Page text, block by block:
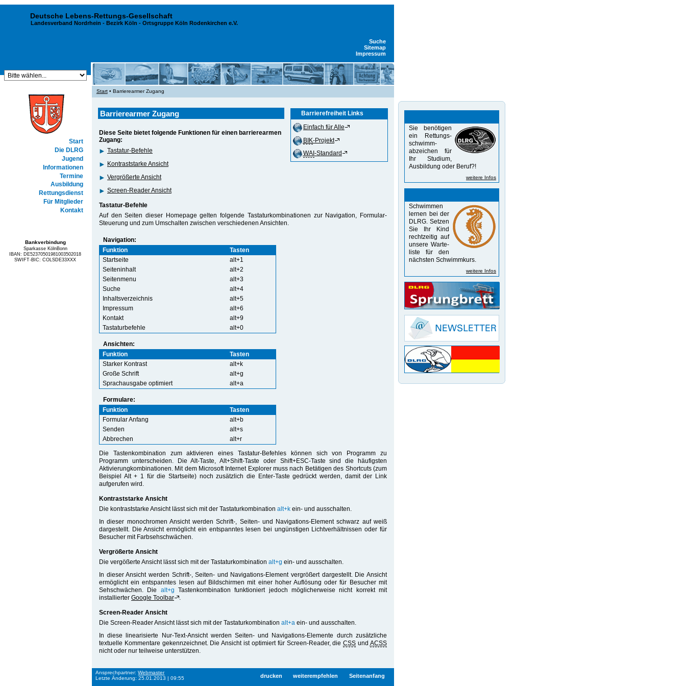
Deutsche Lebens-Rettungs-Gesellschaft
Landesverband Nordrhein - Bezirk Köln - Ortsgruppe Köln Rodenkirchen e.V.
Suche
Sitemap
Impressum
Start
Die DLRG
Jugend
Informationen
Termine
Ausbildung
Rettungsdienst
Für Mitglieder
Kontakt
Bankverbindung
Sparkasse KölnBonn
IBAN: DE52370501981003502018
SWIFT-BIC: COLSDE33XXX
Start• Barrierearmer Zugang
Barrierearmer Zugang
Diese Seite bietet folgende Funktionen für einen barrierearmen
Zugang:
Tastatur-Befehle
Kontraststarke Ansicht
Vergrößerte Ansicht
Screen-Reader Ansicht
Barrierefreiheit Links
Einfach für Alle
BIK-Projekt
WAI -Standard
Tastatur-Befehle
Auf den Seiten dieser Homepage gelten folgende Tastaturkombinationen zur Navigation, Formular-
Steuerung und zum Umschalten zwischen verschiedenen Ansichten.
Navigation:
Funktion
Tasten
Startseite
alt+1
Seiteninhalt
alt+2
Seitenmenu
alt+3
Suche
alt+4
Inhaltsverzeichnis
alt+5
Impressum
alt+6
Kontakt
alt+9
Tastaturbefehle
alt+0
Ansichten:
Funktion
Tasten
Starker Kontrast
alt+k
Große Schrift
alt+g
Sprachausgabe optimiert
alt+a
Formulare:
Funktion
Tasten
Formular Anfang
alt+b
Senden
alt+s
Abbrechen
alt+r
Die Tastenkombination zum aktivieren eines Tastatur-Befehles können sich von Programm zu
Programm unterscheiden. Die Alt-Taste, Alt+Shift-Taste oder Shift+ESC-Taste sind die häufigsten
Aktivierungkombinationen. Mit dem Microsoft Internet Explorer muss nach Betätigen des Shortcuts (zum
Beispiel Alt + 1 für die Startseite) noch zusätzlich die Enter-Taste gedrückt werden, damit der Link
aufgerufen wird.
Kontraststarke Ansicht
Die kontraststarke Ansicht lässt sich mit der Tastaturkombinationalt+k ein- und ausschalten.
In dieser monochromen Ansicht werden Schrift-, Seiten- und Navigations-Element schwarz auf weiß
dargestellt. Die Ansicht ermöglicht ein entspanntes lesen bei ungünstigen Lichtverhältnissen oder für
Besucher mit Farbsehschwächen.
Vergrößerte Ansicht
Die vergößerte Ansicht lässt sich mit der Tastaturkombinationalt+g ein- und ausschalten.
In dieser Ansicht werden Schrift-, Seiten- und Navigations-Element vergrößert dargestellt. Die Ansicht
ermöglicht ein entspanntes lesen auf Bildschirmen mit einer hoher Auflösung oder für Besucher mit
Sehschwächen. Die alt+g Tastenkombination funktioniert jedoch möglicherweise nicht korrekt mit
installierterGoogle Toolbar
Screen-Reader Ansicht
Die Screen-Reader Ansicht lässt sich mit der Tastaturkombinationalt+a ein- und ausschalten.
In diese linearisierte Nur-Text-Ansicht werden Seiten- und Navigations-Elemente durch zusätzliche
textuelle Kommentare gekennzeichnet. Die Ansicht ist optimiert für Screen-Reader, dieCSS und ACSS
nicht oder nur teilweise unterstützen.
Ansprechpartner:Webmaster
Letzte Änderung: 25.01.2013 | 09:55
drucken weiterempfehlen Seitenanfang
Sie benötigen
ein Rettungs-
schwimm-
abzeichen für
Ihr Studium,
Aus­bildung oder Beruf?!
weitere Infos
Schwimmen
lernen bei der
DLRG. Setzen
Sie Ihr Kind
recht­zeitig auf
unsere Warte­
liste für den
nächsten Schwimm­kurs.
weitere Infos